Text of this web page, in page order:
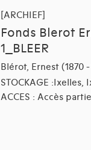
[ARCHIEF]
Fonds Blerot
1_BLEER
Blérot, Ernest (1870 -
STOCKAGE :Ixelles,
ACCES : Accès